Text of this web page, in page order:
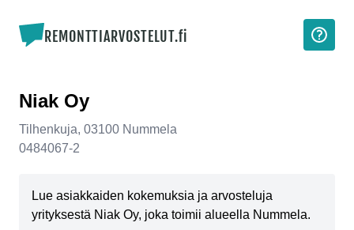
REMONTTIARVOSTELUT.fi
Niak Oy
Tilhenkuja, 03100 Nummela
0484067-2
Lue asiakkaiden kokemuksia ja arvosteluja
yrityksestä Niak Oy, joka toimii alueella Nummela.